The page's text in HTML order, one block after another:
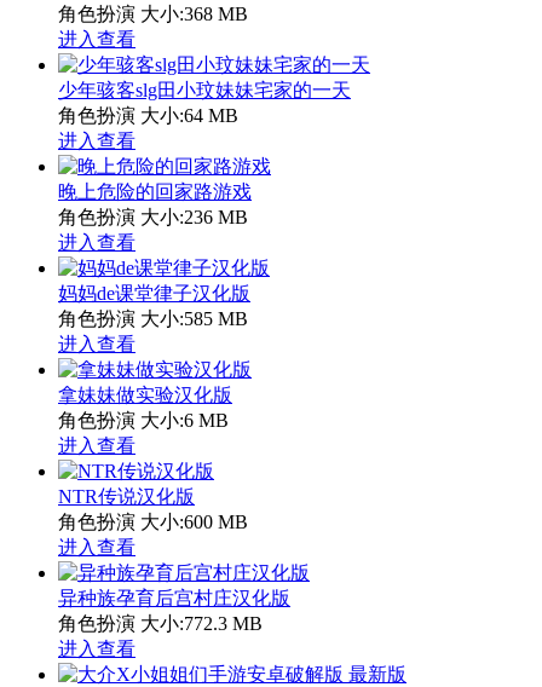
角色扮演 大小:368 MB
进入查看
少年骇客slg田小玟妹妹宅家的一天
角色扮演 大小:64 MB
进入查看
晚上危险的回家路游戏
角色扮演 大小:236 MB
进入查看
妈妈de课堂律子汉化版
角色扮演 大小:585 MB
进入查看
拿妹妹做实验汉化版
角色扮演 大小:6 MB
进入查看
NTR传说汉化版
角色扮演 大小:600 MB
进入查看
异种族孕育后宫村庄汉化版
角色扮演 大小:772.3 MB
进入查看